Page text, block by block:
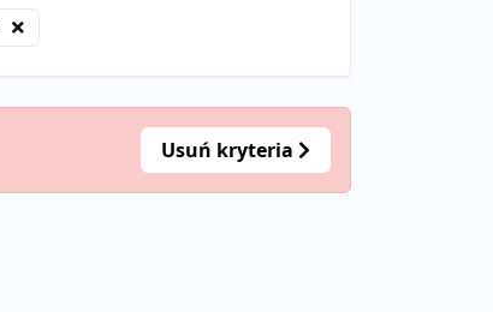
Usuń kryteria